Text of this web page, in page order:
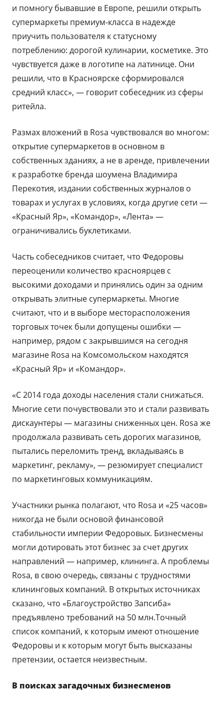
и помногу бывавшие в Европе, решили открыть
супермаркеты премиум-класса в надежде
приучить пользователя к статусному
потреблению: дорогой кулинарии, косметике. Это
чувствуется даже в логотипе на латинице. Они
решили, что в Красноярске сформировался
средний класс», — говорит собеседник из сферы
ритейла.
Размах вложений в Rosa чувствовался во многом:
открытие супермаркетов в основном в
собственных зданиях, а не в аренде, привлечении
к разработке бренда шоумена Владимира
Перекотия, издании собственных журналов о
товарах и услугах в условиях, когда другие сети —
«Красный Яр», «Командор», «Лента» —
ограничивались буклетиками.
Часть собеседников считает, что Федоровы
переоценили количество красноярцев с
высокими доходами и принялись один за одним
открывать элитные супермаркеты. Многие
считают, что и в выборе месторасположения
торговых точек были допущены ошибки —
например, рядом с закрывшимся на сегодня
магазине Rosa на Комсомольском находятся
«Красный Яр» и «Командор».
«С 2014 года доходы населения стали снижаться.
Многие сети почувствовали это и стали развивать
дискаунтеры — магазины сниженных цен. Rosa же
продолжала развивать сеть дорогих магазинов,
пытались переломить тренд, вкладываясь в
маркетинг, рекламу», — резюмирует специалист
по маркетинговых коммуникациям.
Участники рынка полагают, что Rosa и «25 часов»
никогда не были основой финансовой
стабильности империи Федоровых. Бизнесмены
могли дотировать этот бизнес за счет других
направлений — например, клининга. А проблемы
Rosа, в свою очередь, связаны с трудностями
клининговых компаний. В открытых источниках
сказано, что «Благоустройство Запсиба»
предъявлено требований на 50 млн.Точный
список компаний, к которым имеют отношение
Федоровы и к которым могут быть высказаны
претензии, остается неизвестным.
В поисках загадочных бизнесменов